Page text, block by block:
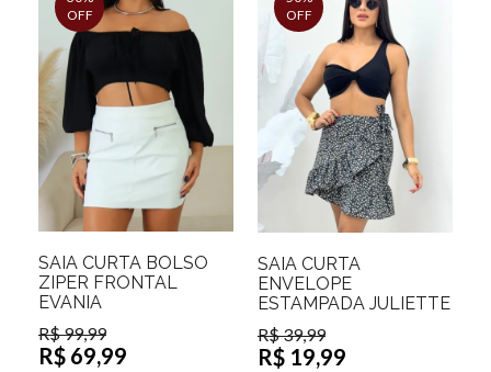
OFF
SAIA CURTA BOLSO
ZIPER FRONTAL
EVANIA
R$ 99,99
R$ 69,99
OFF
SAIA CURTA
ENVELOPE
ESTAMPADA JULIETTE
R$ 39,99
R$ 19,99